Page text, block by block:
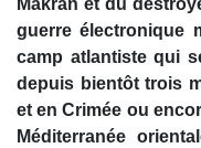
Makran et du
guerre électronique
camp atlantiste qui
depuis bientôt trois
et en Crimée ou
Méditerranée